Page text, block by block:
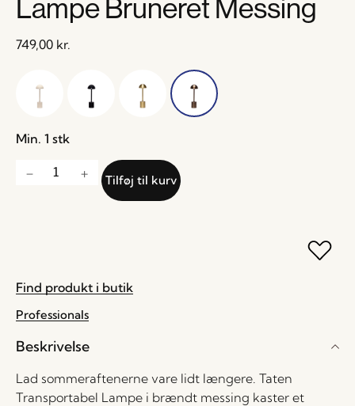
Lampe Bruneret Messing
749,00 kr.
Min. 1 stk
Tilføj til kurv
Find produkt i butik
Professionals
Beskrivelse
Lad sommeraftenerne vare lidt længere. Taten
Transportabel Lampe i brændt messing kaster et